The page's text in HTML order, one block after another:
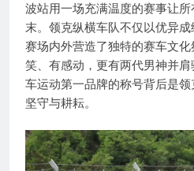
波站用一场充满温度的赛事让
末。领克纵横车队不仅以优异
赛场内外营造了独特的赛车文
笑、有感动，更有两代男神并
车运动第一品牌的称号背后是
坚守与耕耘。